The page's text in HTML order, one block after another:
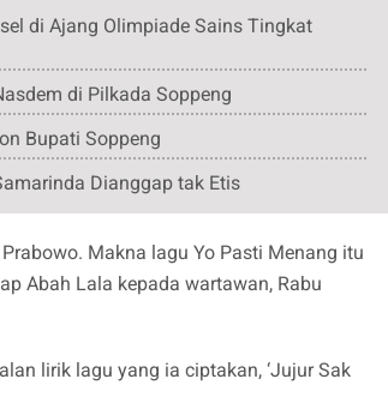
di Ajang Olimpiade Sains Tingkat
di Pilkada Soppeng
Bupati Soppeng
Dianggap tak Etis
Makna lagu Yo Pasti Menang itu
Abah Lala kepada wartawan, Rabu
lirik lagu yang ia ciptakan, ‘Jujur Sak